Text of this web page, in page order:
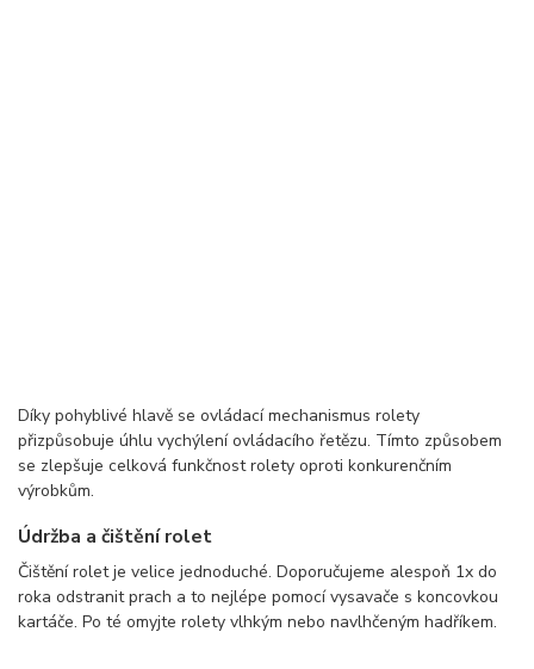
Díky pohyblivé hlavě se ovládací mechanismus rolety
přizpůsobuje úhlu vychýlení ovládacího řetězu. Tímto způsobem
se zlepšuje celková funkčnost rolety oproti konkurenčním
výrobkům.
Údržba a čištění rolet
Čištění rolet je velice jednoduché. Doporučujeme alespoň 1x do
roka odstranit prach a to nejlépe pomocí vysavače s koncovkou
kartáče. Po té omyjte rolety vlhkým nebo navlhčeným hadříkem.